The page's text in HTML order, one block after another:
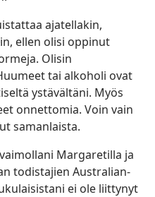
ajatellakin,
ellen olisi oppinut
Olisin
tai alkoholi ovat
ystävältäni. Myös
onnettomia. Voin vain
samanlaista.
Margaretilla ja
todistajien Australian-
ei ole liittynyt